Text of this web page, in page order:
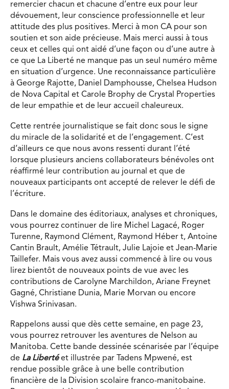
remercier chacun et chacune d’entre eux pour leur
dévouement, leur conscience professionnelle et leur
attitude des plus positives. Merci à mon CA pour son
soutien et son aide précieuse. Mais merci aussi à tous
ceux et celles qui ont aidé d’une façon ou d’une autre à
ce que La Liberté ne manque pas un seul numéro même
en situation d’urgence. Une reconnaissance particulière
à George Rajotte, Daniel Damphousse, Chelsea Hudson
de Nova Capital et Carole Brophy de Crystal Properties
de leur empathie et de leur accueil chaleureux.
Cette rentrée journalistique se fait donc sous le signe
du miracle de la solidarité et de l’engagement. C’est
d’ailleurs ce que nous avons ressenti durant l’été
lorsque plusieurs anciens collaborateurs bénévoles ont
réaffirmé leur contribution au journal et que de
nouveaux participants ont accepté de relever le défi de
l’écriture.
Dans le domaine des éditoriaux, analyses et chroniques,
vous pourrez continuer de lire Michel Lagacé, Roger
Turenne, Raymond Clément, Raymond Héber t, Antoine
Cantin Brault, Amélie Tétrault, Julie Lajoie et Jean-Marie
Taillefer. Mais vous avez aussi commencé à lire ou vous
lirez bientôt de nouveaux points de vue avec les
contributions de Carolyne Marchildon, Ariane Freynet
Gagné, Christiane Dunia, Marie Morvan ou encore
Vishwa Srinivasan.
Rappelons aussi que dès cette semaine, en page 23,
vous pourrez retrouver les aventures de Nelson au
Manitoba. Cette bande dessinée scénarisée par l’équipe
de La Libertéet illustrée par Tadens Mpwené, est
rendue possible grâce à une belle contribution
financière de la Division scolaire franco-manitobaine.